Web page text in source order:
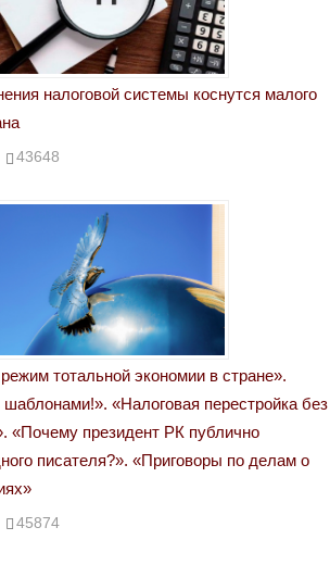
налоговой системы коснутся малого
43648
тотальной экономии в стране».
«Налоговая перестройка без
«Почему президент РК публично
писателя?». «Приговоры по делам о
45874